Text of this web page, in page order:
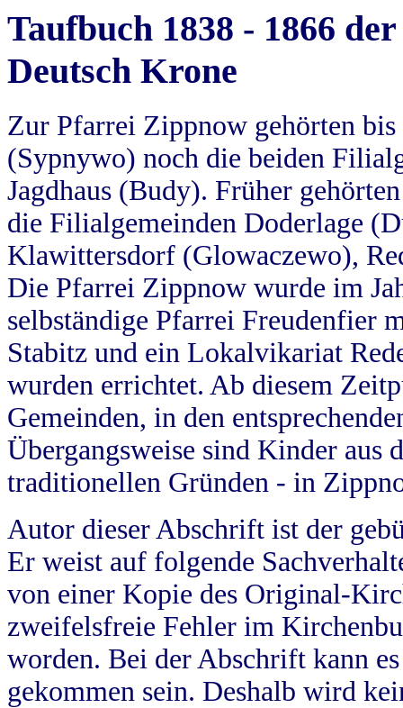
Taufbuch 1838 - 1866
Deutsch Krone
Zur Pfarrei Zippnow gehörten
(Sypnywo) noch die beiden
Jagdhaus (Budy). Früher
die Filialgemeinden Doderlage
Klawittersdorf (Glowaczewo),
Die Pfarrei Zippnow wurde im
selbständige Pfarrei Freudenfier
Stabitz und ein Lokalvikariat
wurden errichtet. Ab diesem
Gemeinden, in den
Übergangsweise sind Kinder aus
traditionellen Gründen - in
Autor dieser Abschrift ist der
Er weist auf folgende
von einer Kopie des Original-
zweifelsfreie Fehler im
worden. Bei der Abschrift kann
gekommen sein. Deshalb wird